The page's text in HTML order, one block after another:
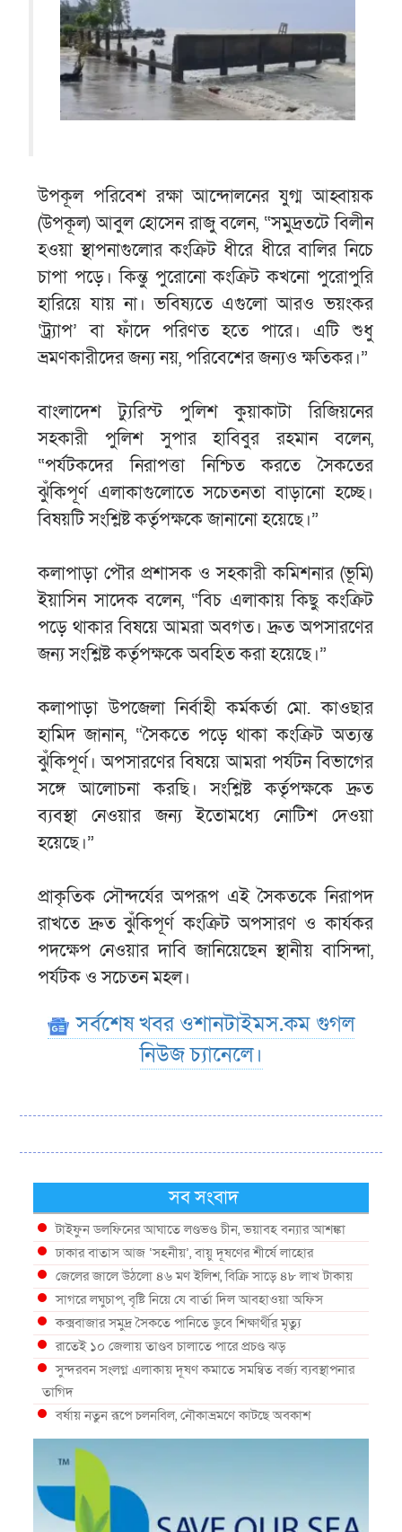
উপকূল পরিবেশ রক্ষা আন্দোলনের যুগ্ম আহ্বায়ক
(উপকূল) আবুল হোসেন রাজু বলেন, “সমুদ্রতটে বিলীন
হওয়া স্থাপনাগুলোর কংক্রিট ধীরে ধীরে বালির নিচে
চাপা পড়ে। কিন্তু পুরোনো কংক্রিট কখনো পুরোপুরি
হারিয়ে যায় না। ভবিষ্যতে এগুলো আরও ভয়ংকর
‘ট্র্যাপ’ বা ফাঁদে পরিণত হতে পারে। এটি শুধু
ভ্রমণকারীদের জন্য নয়, পরিবেশের জন্যও ক্ষতিকর।”
বাংলাদেশ ট্যুরিস্ট পুলিশ কুয়াকাটা রিজিয়নের
সহকারী পুলিশ সুপার হাবিবুর রহমান বলেন,
“পর্যটকদের নিরাপত্তা নিশ্চিত করতে সৈকতের
ঝুঁকিপূর্ণ এলাকাগুলোতে সচেতনতা বাড়ানো হচ্ছে।
বিষয়টি সংশ্লিষ্ট কর্তৃপক্ষকে জানানো হয়েছে।”
কলাপাড়া পৌর প্রশাসক ও সহকারী কমিশনার (ভূমি)
ইয়াসিন সাদেক বলেন, “বিচ এলাকায় কিছু কংক্রিট
পড়ে থাকার বিষয়ে আমরা অবগত। দ্রুত অপসারণের
জন্য সংশ্লিষ্ট কর্তৃপক্ষকে অবহিত করা হয়েছে।”
কলাপাড়া উপজেলা নির্বাহী কর্মকর্তা মো. কাওছার
হামিদ জানান, “সৈকতে পড়ে থাকা কংক্রিট অত্যন্ত
ঝুঁকিপূর্ণ। অপসারণের বিষয়ে আমরা পর্যটন বিভাগের
সঙ্গে আলোচনা করছি। সংশ্লিষ্ট কর্তৃপক্ষকে দ্রুত
ব্যবস্থা নেওয়ার জন্য ইতোমধ্যে নোটিশ দেওয়া
হয়েছে।”
প্রাকৃতিক সৌন্দর্যের অপরূপ এই সৈকতকে নিরাপদ
রাখতে দ্রুত ঝুঁকিপূর্ণ কংক্রিট অপসারণ ও কার্যকর
পদক্ষেপ নেওয়ার দাবি জানিয়েছেন স্থানীয় বাসিন্দা,
পর্যটক ও সচেতন মহল।
সর্বশেষ খবর ওশানটাইমস.কম গুগল
নিউজ চ্যানেলে।
সব সংবাদ
টাইফুন ডলফিনের আঘাতে লণ্ডভণ্ড চীন, ভয়াবহ বন্যার আশঙ্কা
ঢাকার বাতাস আজ ‘সহনীয়’, বায়ু দূষণের শীর্ষে লাহোর
জেলের জালে উঠলো ৪৬ মণ ইলিশ, বিক্রি সাড়ে ৪৮ লাখ টাকায়
সাগরে লঘুচাপ, বৃষ্টি নিয়ে যে বার্তা দিল আবহাওয়া অফিস
কক্সবাজার সমুদ্র সৈকতে পানিতে ডুবে শিক্ষার্থীর মৃত্যু
রাতেই ১০ জেলায় তাণ্ডব চালাতে পারে প্রচণ্ড ঝড়
সুন্দরবন সংলগ্ন এলাকায় দূষণ কমাতে সমন্বিত বর্জ্য ব্যবস্থাপনার
তাগিদ
বর্ষায় নতুন রূপে চলনবিল, নৌকাভ্রমণে কাটছে অবকাশ
গভীর সমুদ্রে ধরা পড়া ৫৪ কেজির তবল মাছ
কক্সবাজারে প্যারাসেইলিংয়ে নিরাপত্তা ঝুঁকি, নেই স্থায়ী পদক্ষেপ